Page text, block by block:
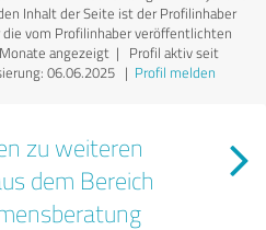
Inhalt der Seite ist der Profilinhaber
vom Profilinhaber veröffentlichten
angezeigt | Profil aktiv seit
06.06.2025| Profil melden
zu weiteren
dem Bereich